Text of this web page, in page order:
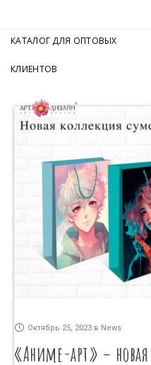
КАТАЛОГ ДЛЯ ОПТОВЫХ
КЛИЕНТОВ
Октябрь 25, 2023 в News
«Аниме-арт» – новая